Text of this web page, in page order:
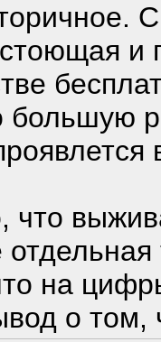
и
большую
что
на
о том,